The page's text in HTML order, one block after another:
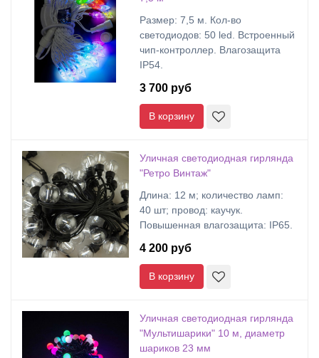
Размер: 7,5 м. Кол-во
светодиодов: 50 led. Встроенный
чип-контроллер. Влагозащита
IP54.
3 700 руб
В корзину
Уличная светодиодная гирлянда
"Ретро Винтаж"
Длина: 12 м; количество ламп:
40 шт; провод: каучук.
Повышенная влагозащита: IP65.
4 200 руб
В корзину
Уличная светодиодная гирлянда
"Мультишарики" 10 м, диаметр
шариков 23 мм